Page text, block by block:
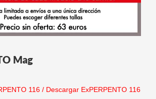
Mag
116/ Descargar ExPERPENTO 116